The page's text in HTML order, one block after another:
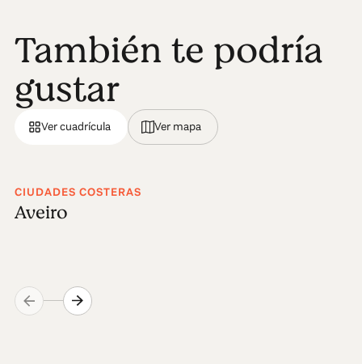
También te podría
gustar
Ver cuadrícula Ver mapa
CIUDADES COSTERAS
Aveiro